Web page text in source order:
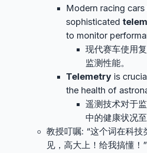
Modern racing cars
sophisticated
to monitor
现代赛车使用
监测性能。
Telemetry is
the health of
遥测技术对于
中的健康状况至
教授叮嘱: “这个词在科技
见，高大上！给我搞懂！”